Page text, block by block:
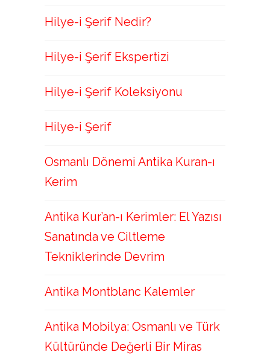
Hilye-i Şerif Nedir?
Hilye-i Şerif Ekspertizi
Hilye-i Şerif Koleksiyonu
Hilye-i Şerif
Osmanlı Dönemi Antika Kuran-ı
Kerim
Antika Kur’an-ı Kerimler: El Yazısı
Sanatında ve Ciltleme
Tekniklerinde Devrim
Antika Montblanc Kalemler
Antika Mobilya: Osmanlı ve Türk
Kültüründe Değerli Bir Miras